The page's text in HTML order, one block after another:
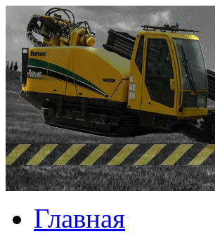
Главная